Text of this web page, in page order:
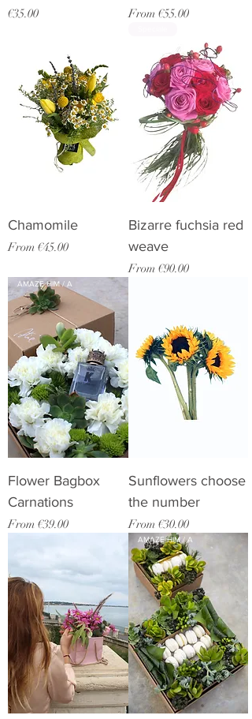
Price
€35.00 From €55.00
Sale Price
Chamomile
From €45.00
Sale Price
Bizarre fuchsia red
weave
From €90.00
Sale Price
AMAZE HIM / A
Flower Bagbox
Carnations
From €39.00
Sale Price
Sunflowers choose
the number
From €30.00
Sale Price
AMAZE HIM / A